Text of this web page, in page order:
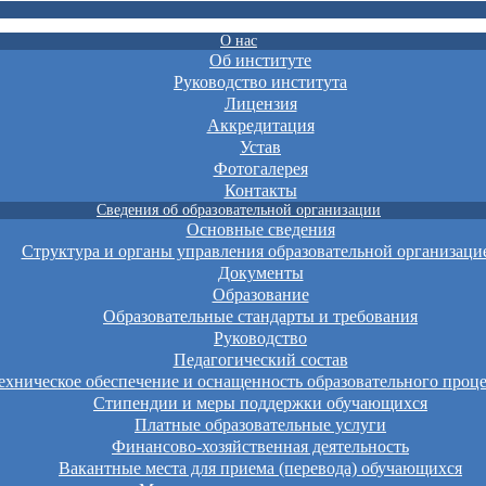
О нас
Об институте
Руководство института
Лицензия
Аккредитация
Устав
Фотогалерея
Контакты
Сведения об образовательной организации
Основные сведения
Структура и органы управления образовательной
Документы
Образование
Образовательные стандарты и требования
Руководство
Педагогический состав
обеспечение и оснащенность образовательного
Стипендии и меры поддержки обучающихся
Платные образовательные услуги
Финансово-хозяйственная деятельность
Вакантные места для приема (перевода) обучающихся